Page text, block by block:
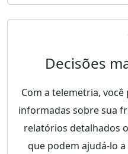
Decisões
Com a telemetria,
informadas sobre sua
relatórios detalhados
que podem ajudá-lo